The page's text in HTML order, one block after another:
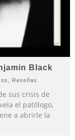
Black
Reseñas
sus crisis de
el patólogo,
a abrirle la